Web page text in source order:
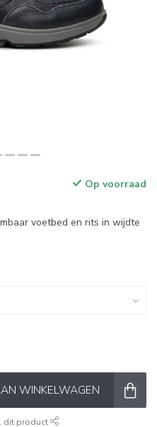
Op voorraad
voetbed en rits in wijdte
WINKELWAGEN
dit product